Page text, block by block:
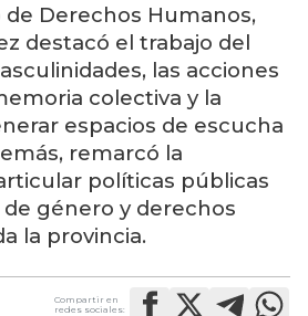
Derechos Humanos,
destacó el trabajo del
las acciones
colectiva y la
espacios de escucha
remarcó la
políticas públicas
género y derechos
la provincia.
Compartir en
redes sociales: